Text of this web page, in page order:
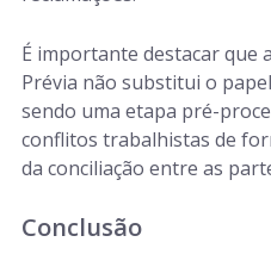
É importante destacar que
Prévia não substitui o
sendo uma etapa pré-
conflitos trabalhistas de
da conciliação entre as
Conclusão